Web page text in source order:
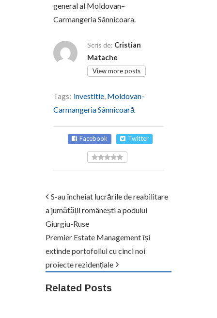
general al Moldovan–
Carmangeria Sânnicoara.
Scris de: Cristian
Matache
View more posts
Tags: investitie, Moldovan-
Carmangeria Sânnicoară
Facebook Twitter
S-au încheiat lucrările de reabilitare
a jumătății românești a podului
Giurgiu-Ruse
Premier Estate Management își
extinde portofoliul cu cinci noi
proiecte rezidențiale
Related Posts